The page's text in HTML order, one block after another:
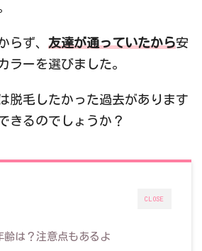
らず、 友達が通っていたから安
ラーを選びました。
脱毛したかった過去があります
きるのでしょうか？
CLOSE
齢は？注意点もあるよ